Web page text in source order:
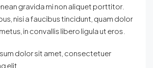
gravida mi non aliquet porttitor.
nisi a faucibus tincidunt, quam dolor
in convallis libero ligula ut eros.
dolor sit amet, consectetuer
elit.